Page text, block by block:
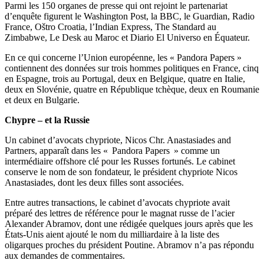
Parmi les 150 organes de presse qui ont rejoint le partenariat
d’enquête figurent le Washington Post, la BBC, le Guardian, Radio
France, Oštro Croatia, l’Indian Express, The Standard au
Zimbabwe, Le Desk au Maroc et Diario El Universo en Équateur.
En ce qui concerne l’Union européenne, les « Pandora Papers »
contiennent des données sur trois hommes politiques en France, cinq
en Espagne, trois au Portugal, deux en Belgique, quatre en Italie,
deux en Slovénie, quatre en République tchèque, deux en Roumanie
et deux en Bulgarie.
Chypre – et la Russie
Un cabinet d’avocats chypriote, Nicos Chr. Anastasiades and
Partners, apparaît dans les « Pandora Papers » comme un
intermédiaire offshore clé pour les Russes fortunés. Le cabinet
conserve le nom de son fondateur, le président chypriote Nicos
Anastasiades, dont les deux filles sont associées.
Entre autres transactions, le cabinet d’avocats chypriote avait
préparé des lettres de référence pour le magnat russe de l’acier
Alexander Abramov, dont une rédigée quelques jours après que les
États-Unis aient ajouté le nom du milliardaire à la liste des
oligarques proches du président Poutine. Abramov n’a pas répondu
aux demandes de commentaires.